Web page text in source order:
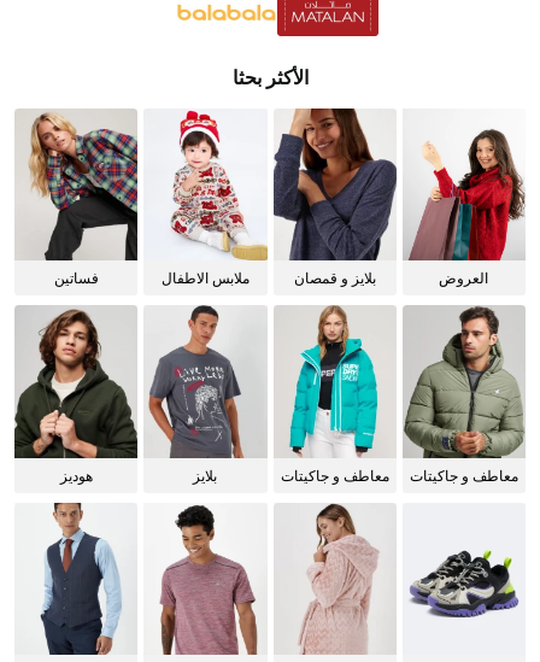
الأكثر بحثا
العروض
بلايز و قمصان
ملابس الاطفال فساتين
معاطف و جاكيتات
معاطف و جاكيتات
بلايز هوديز